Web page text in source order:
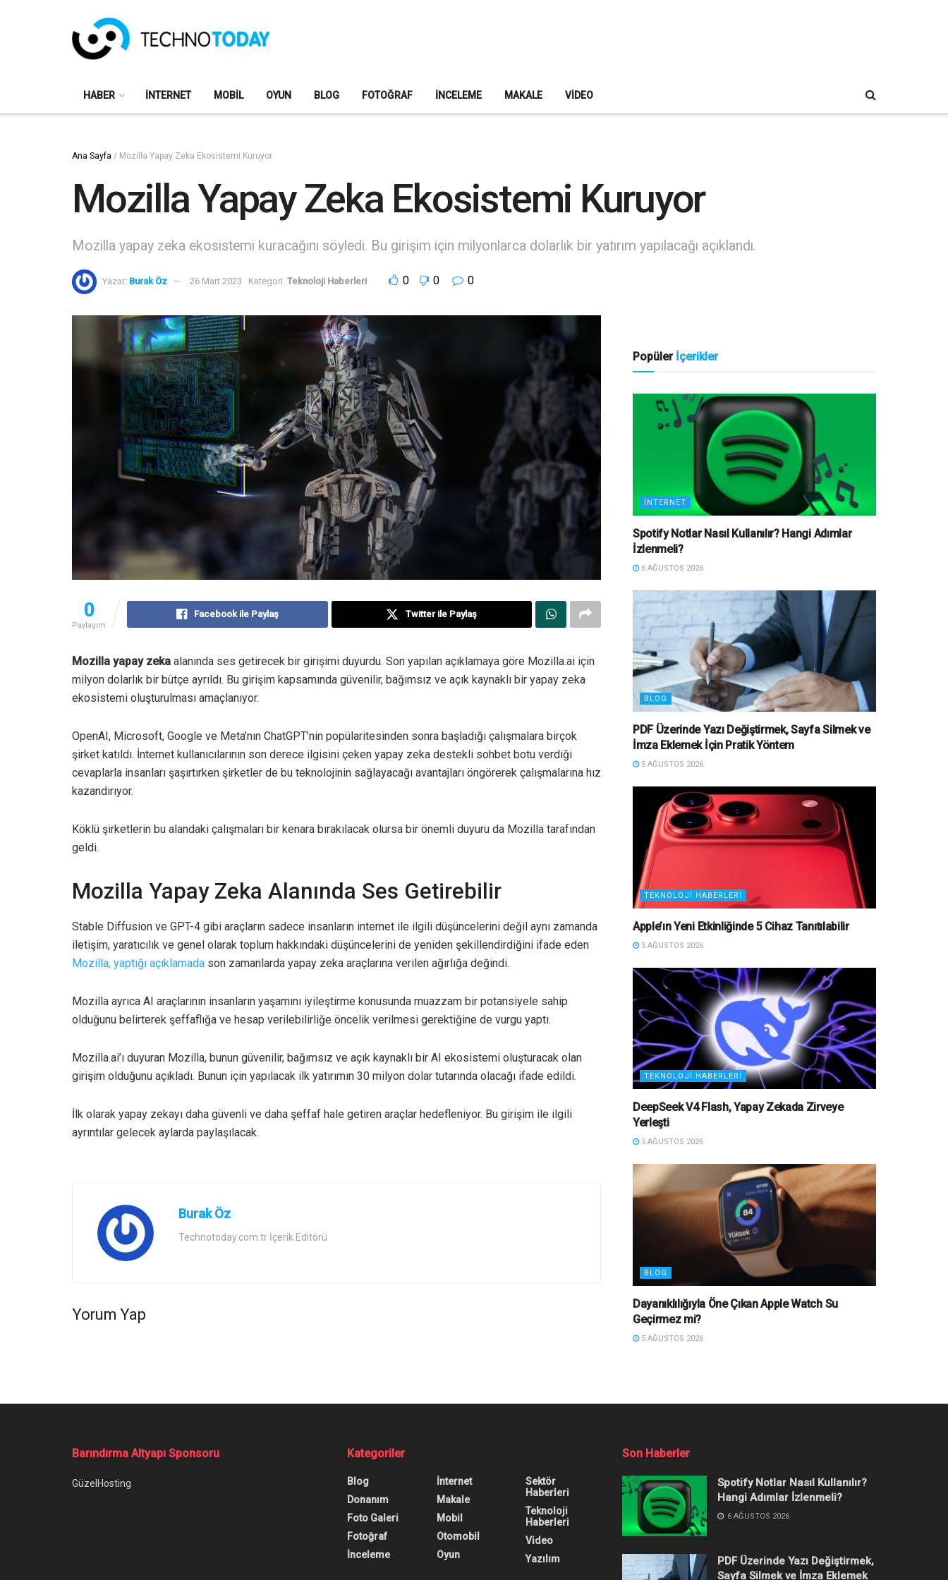
HABER İNTERNET MOBIL OYUN BLOG FOTOĞRAF İNCELEME MAKALE VIDEO
Ana Sayfa / Mozilla Yapay Zeka Ekosistemi Kuruyor
Mozilla Yapay Zeka Ekosistemi Kuruyor
Mozilla yapay zeka ekosistemi kuracağını söyledi. Bu girişim için milyonlarca dolarlık bir yatırım yapılacağı açıklandı.
Yazar: Burak Öz 26 Mart 2023 Kategori: Teknoloji Haberleri 0 0 0
0
Paylaşım
Facebook ile Paylaş Twitter ile Paylaş
Mozilla yapay zeka alanında ses getirecek bir girişimi duyurdu. Son yapılan açıklamaya göre Mozilla.ai için
milyon dolarlık bir bütçe ayrıldı. Bu girişim kapsamında güvenilir, bağımsız ve açık kaynaklı bir yapay zeka
ekosistemi oluşturulması amaçlanıyor.
OpenAI, Microsoft, Google ve Meta’nın ChatGPT’nin popülaritesinden sonra başladığı çalışmalara birçok
şirket katıldı. İnternet kullanıcılarının son derece ilgisini çeken yapay zeka destekli sohbet botu verdiği
cevaplarla insanları şaşırtırken şirketler de bu teknolojinin sağlayacağı avantajları öngörerek çalışmalarına hız
kazandırıyor.
Köklü şirketlerin bu alandaki çalışmaları bir kenara bırakılacak olursa bir önemli duyuru da Mozilla tarafından
geldi.
Mozilla Yapay Zeka Alanında Ses Getirebilir
Stable Diffusion ve GPT-4 gibi araçların sadece insanların internet ile ilgili düşüncelerini değil aynı zamanda
iletişim, yaratıcılık ve genel olarak toplum hakkındaki düşüncelerini de yeniden şekillendirdiğini ifade eden
Mozilla, yaptığı açıklamada son zamanlarda yapay zeka araçlarına verilen ağırlığa değindi.
Mozilla ayrıca AI araçlarının insanların yaşamını iyileştirme konusunda muazzam bir potansiyele sahip
olduğunu belirterek şeffaflığa ve hesap verilebilirliğe öncelik verilmesi gerektiğine de vurgu yaptı.
Mozilla.ai’ı duyuran Mozilla, bunun güvenilir, bağımsız ve açık kaynaklı bir AI ekosistemi oluşturacak olan
girişim olduğunu açıkladı. Bunun için yapılacak ilk yatırımın 30 milyon dolar tutarında olacağı ifade edildi.
İlk olarak yapay zekayı daha güvenli ve daha şeffaf hale getiren araçlar hedefleniyor. Bu girişim ile ilgili
ayrıntılar gelecek aylarda paylaşılacak.
Burak Öz
Technotoday.com.tr İçerik Editörü
Yorum Yap
Popüler İçerikler
İNTERNET
Spotify Notlar Nasıl Kullanılır? Hangi Adımlar
İzlenmeli?
6 AĞUSTOS 2026
BLOG
PDF Üzerinde Yazı Değiştirmek, Sayfa Silmek ve
İmza Eklemek İçin Pratik Yöntem
5 AĞUSTOS 2026
TEKNOLOJI HABERLERI
Apple’ın Yeni Etkinliğinde 5 Cihaz Tanıtılabilir
5 AĞUSTOS 2026
TEKNOLOJI HABERLERI
DeepSeek V4 Flash, Yapay Zekada Zirveye
Yerleşti
5 AĞUSTOS 2026
BLOG
Dayanıklılığıyla Öne Çıkan Apple Watch Su
Geçirmez mi?
5 AĞUSTOS 2026
Barındırma Altyapı Sponsoru
GüzelHosting
Kategoriler
Blog
Donanım
Foto Galeri
Fotoğraf
İnceleme
İnternet
Makale
Mobil
Otomobil
Oyun
Sektör
Haberleri
Teknoloji
Haberleri
Video
Yazılım
Son Haberler
Spotify Notlar Nasıl Kullanılır?
Hangi Adımlar İzlenmeli?
6 AĞUSTOS 2026
PDF Üzerinde Yazı Değiştirmek,
Sayfa Silmek ve İmza Eklemek